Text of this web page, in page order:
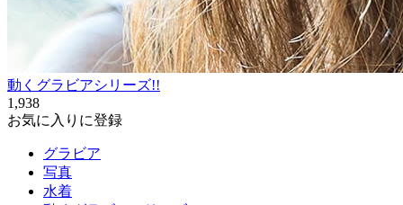
動くグラビアシリーズ!!
1,938
お気に入りに登録
グラビア
写真
水着